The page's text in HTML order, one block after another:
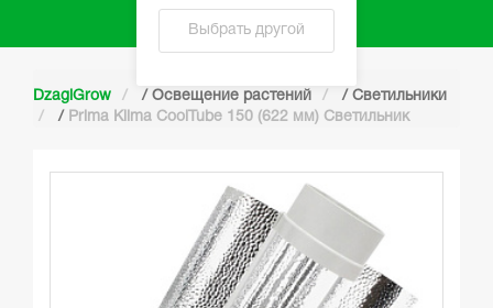
Выбрать другой
Каталог
DzagiGrow / Освещение растений / Светильники
/ Prima Klima CoolTube 150 (622 мм) Светильник